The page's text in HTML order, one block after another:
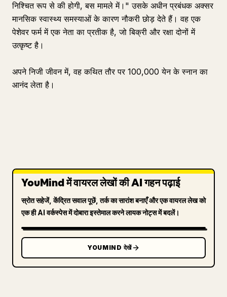
निश्चित रूप से की होगी, बस मामले में।" उसके अधीन प्रबंधक अक्सर
मानसिक स्वास्थ्य समस्याओं के कारण नौकरी छोड़ देते हैं। वह एक
पेशेवर फर्म में एक नेता का प्रतीक है, जो बिक्री और रक्षा दोनों में
उत्कृष्ट है।
अपने निजी जीवन में, वह कथित तौर पर 100,000 येन के स्नान का
आनंद लेता है।
YouMind में वायरल लेखों की AI गहन पढ़ाई
स्रोत सहेजें, केंद्रित सवाल पूछें, तर्क का सारांश बनाएँ और एक वायरल लेख को
एक ही AI वर्कस्पेस में दोबारा इस्तेमाल करने लायक नोट्स में बदलें।
YOUMIND देखें